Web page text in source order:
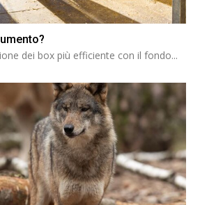
dei box più efficiente con il fondo...